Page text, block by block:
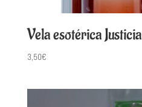
Vela esotérica Justicia
3,50€